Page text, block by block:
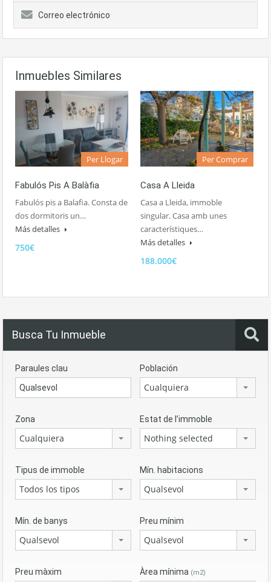
Correo electrónico
Inmuebles Similares
Per Llogar
Fabulós Pis A Balàfia
Fabulós pis a Balafia. Consta de
dos dormitoris un…
Más detalles
750€
Per Comprar
Casa A Lleida
Casa a Lleida, immoble
singular. Casa amb unes
característiques…
Más detalles
188.000€
Busca Tu Inmueble
Paraules clau Población
Cualquiera
Zona
Cualquiera
Estat de l’immoble
Nothing selected
Tipus de immoble
Todos los tipos
Mín. habitacions
Qualsevol
Mín. de banys
Qualsevol
Preu mínim
Qualsevol
Preu màxim Àrea mínima (m2)